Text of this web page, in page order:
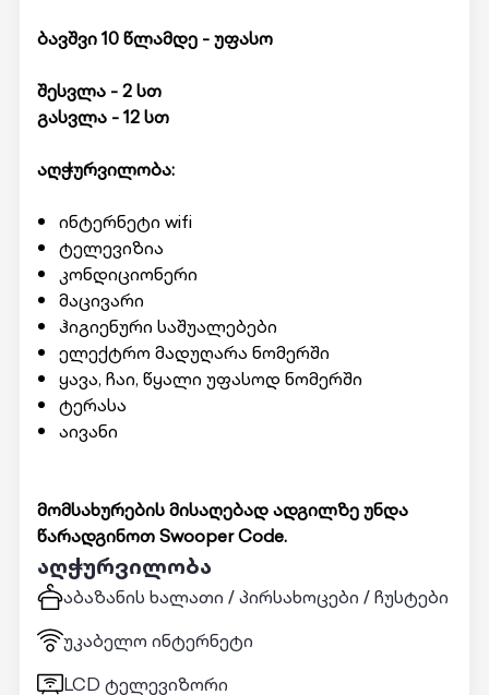
ბავშვი 10 წლამდე - უფასო
შესვლა - 2 სთ
გასვლა - 12 სთ
აღჭურვილობა:
ინტერნეტი wifi
ტელევიზია
კონდიციონერი
მაცივარი
ჰიგიენური საშუალებები
ელექტრო მადუღარა ნომერში
ყავა, ჩაი, წყალი უფასოდ ნომერში
ტერასა
აივანი
მომსახურების მისაღებად ადგილზე უნდა
წარადგინოთ Swooper Code.
აღჭურვილობა
აბაზანის ხალათი / პირსახოცები / ჩუსტები
უკაბელო ინტერნეტი
LCD ტელევიზორი